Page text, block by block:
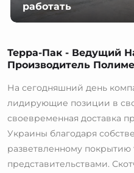
работать
Терра-Пак - Ведущий
Производитель
На сегодняшний день
лидирующие позиции в
своевременная доставка
Украины благодаря
разветвленному
представительствами.